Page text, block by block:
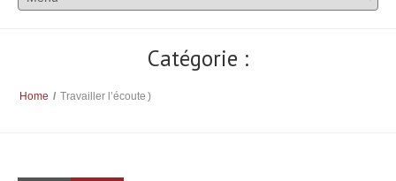
Catégorie :
Home / Travailler l’écoute )